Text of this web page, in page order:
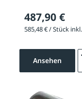
487,90 €
585,48 € / Stück
Ansehen